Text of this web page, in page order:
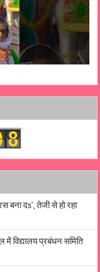
बना दs’, तेजी से हो रहा
में विद्यालय प्रबंधन समिति